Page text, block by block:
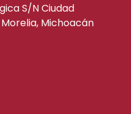
S/N Ciudad
Michoacán